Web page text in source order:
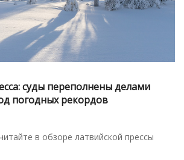
суды переполнены делами
погодных рекордов
в обзоре латвийской прессы